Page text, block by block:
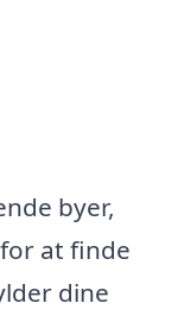
byer,
at finde
dine